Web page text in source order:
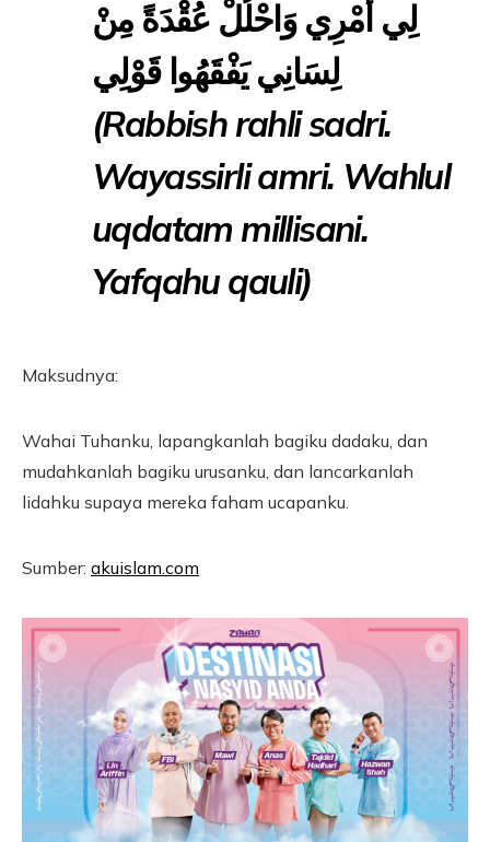
لِي أَمْرِي وَاحْلُلْ عُقْدَةً مِنْ
لِسَانِي يَفْقَهُوا قَوْلِي
(Rabbish rahli sadri.
Wayassirli amri. Wahlul
uqdatam millisani.
Yafqahu qauli)
Maksudnya:
Wahai Tuhanku, lapangkanlah bagiku dadaku, dan
mudahkanlah bagiku urusanku, dan lancarkanlah
lidahku supaya mereka faham ucapanku.
Sumber: akuislam.com